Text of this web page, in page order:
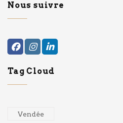
Nous suivre
Tag Cloud
Vendée